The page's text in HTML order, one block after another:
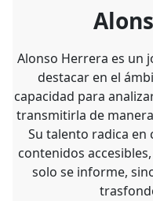
Alonso Herrera es un
destacar en el
capacidad para
transmitirla de
Su talento radica
contenidos
solo se informe,